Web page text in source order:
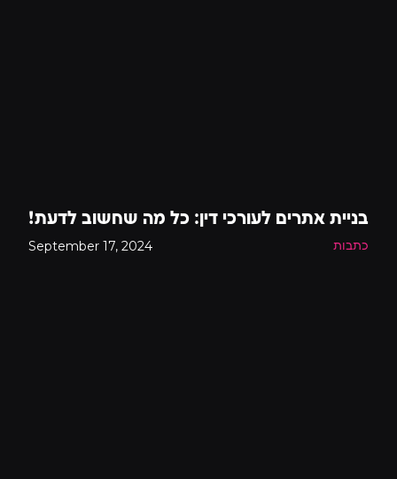
בניית אתרים לעורכי דין: כל מה שחשוב לדעת!
כתבות September 17, 2024